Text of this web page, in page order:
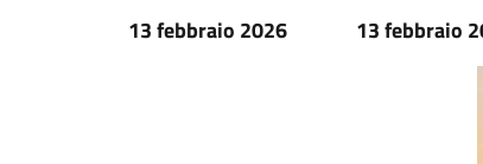
13 febbraio 2026
13 febbraio